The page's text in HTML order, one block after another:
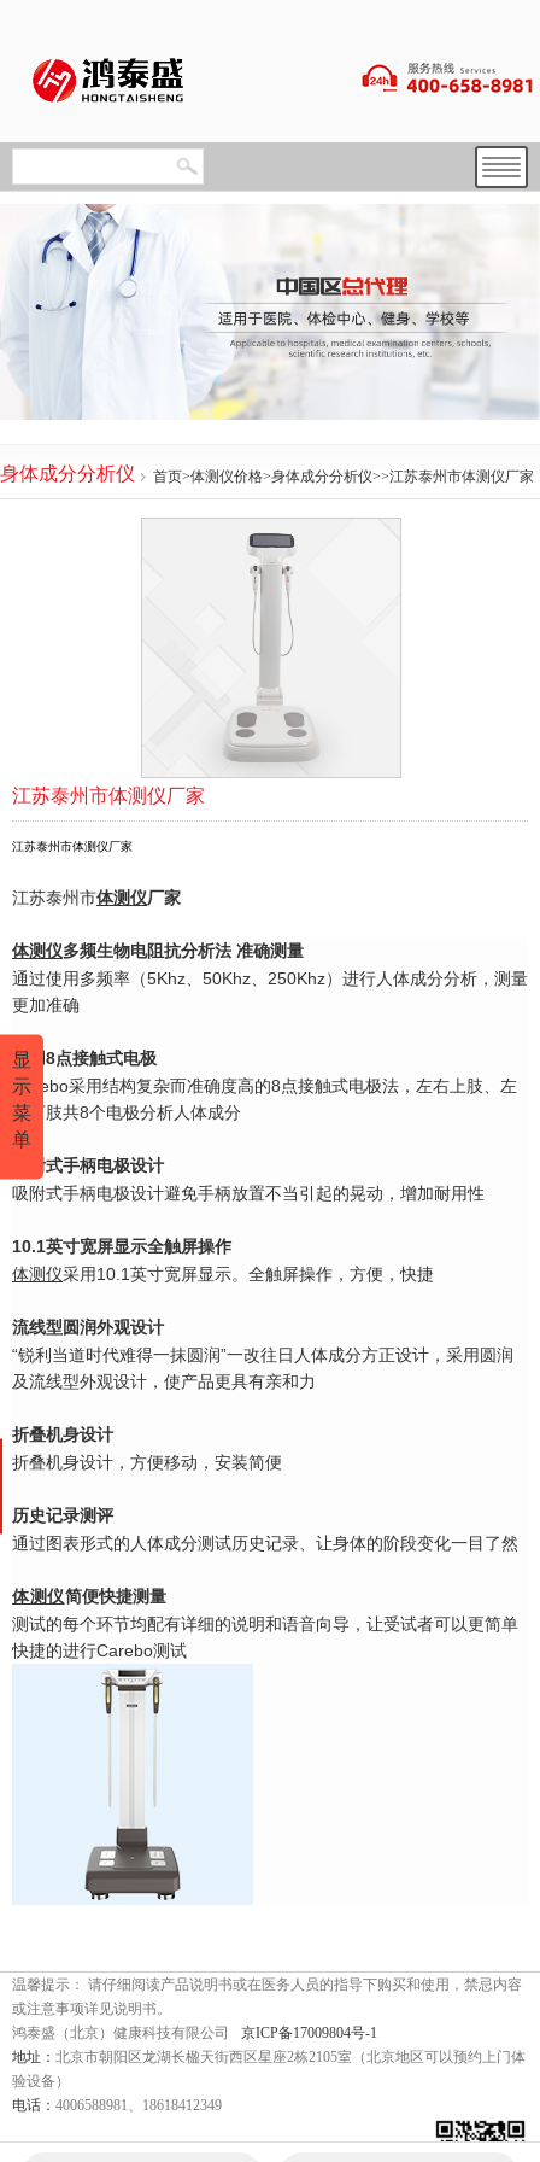
身体成分分析仪 首页>体测仪价格>身体成分分析仪>>江苏泰州市体测仪厂家
江苏泰州市体测仪厂家
江苏泰州市体测仪厂家
江苏泰州市体测仪厂家
体测仪多频生物电阻抗分析法 准确测量
通过使用多频率（5Khz、50Khz、250Khz）进行人体成分分析，测量
更加准确
采用8点接触式电极
Carebo采用结构复杂而准确度高的8点接触式电极法，左右上肢、左
右下肢共8个电极分析人体成分
吸附式手柄电极设计
吸附式手柄电极设计避免手柄放置不当引起的晃动，增加耐用性
10.1英寸宽屏显示全触屏操作
体测仪采用10.1英寸宽屏显示。全触屏操作，方便，快捷
流线型圆润外观设计
“锐利当道时代难得一抹圆润”一改往日人体成分方正设计，采用圆润
及流线型外观设计， 使产品更具有亲和力
折叠机身设计
折叠机身设计，方便移动，安装简便
历史记录测评
通过图表形式的人体成分测试历史记录、让身体的阶段变化一目了然
体测仪简便快捷测量
测试的每个环节均配有详细的说明和语音向导，让受试者可以更简单
快捷的进行Carebo测试
显
示
菜
单
温馨提示： 请仔细阅读产品说明书或在医务人员的指导下购买和使用，禁忌内容
或注意事项详见说明书。
鸿泰盛（北京）健康科技有限公司
京ICP备17009804号-1
地址： 北京市朝阳区龙湖长楹天街西区星座2栋2105室（北京地区可以预约上门体
验设备）
电话： 4006588981、18618412349